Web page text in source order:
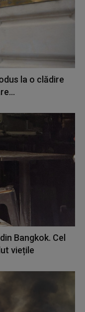
la o clădire
Bangkok. Cel
viețile